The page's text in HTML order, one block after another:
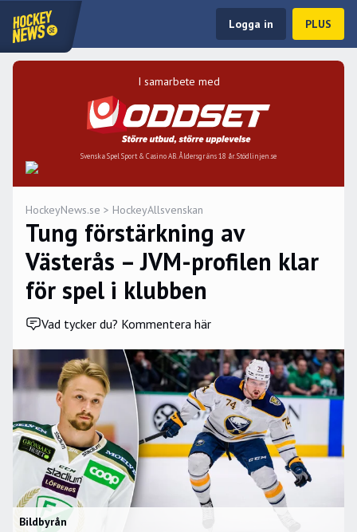
Logga in PLUS
I samarbete med
Svenska Spel Sport & Casino AB. Åldersgräns 18 år. Stödlinjen.se
HockeyNews.se > HockeyAllsvenskan
Tung förstärkning av
Västerås – JVM-profilen klar
för spel i klubben
Vad tycker du? Kommentera här
Bildbyrån